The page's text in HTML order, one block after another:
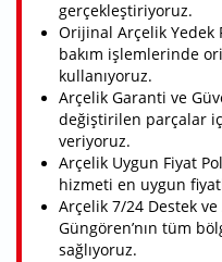
gerçekleştiriyoruz.
Orijinal Arçelik Yedek
bakım işlemlerinde
kullanıyoruz.
Arçelik Garanti ve
değiştirilen parçalar
veriyoruz.
Arçelik Uygun Fiyat
hizmeti en uygun
Arçelik 7/24 Destek
Güngören’nın tüm
sağlıyoruz.